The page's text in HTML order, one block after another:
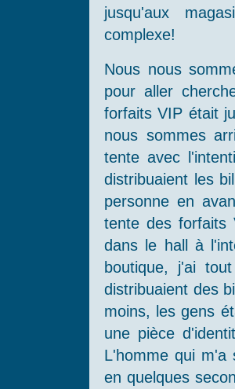
jusqu'aux
complexe!
Nous nous
pour aller
forfaits VIP était
nous sommes
tente avec
distribuaient les
personne en
tente des forfaits
dans le hall à
boutique, j'ai
distribuaient des
moins, les gens
une pièce
L'homme qui m'a
en quelques